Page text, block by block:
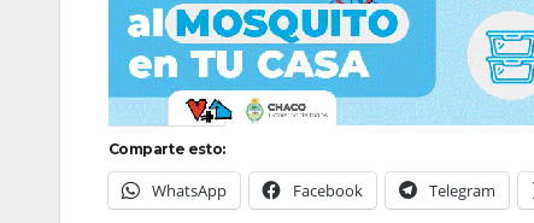
Comparte esto:
WhatsApp Facebook Telegram